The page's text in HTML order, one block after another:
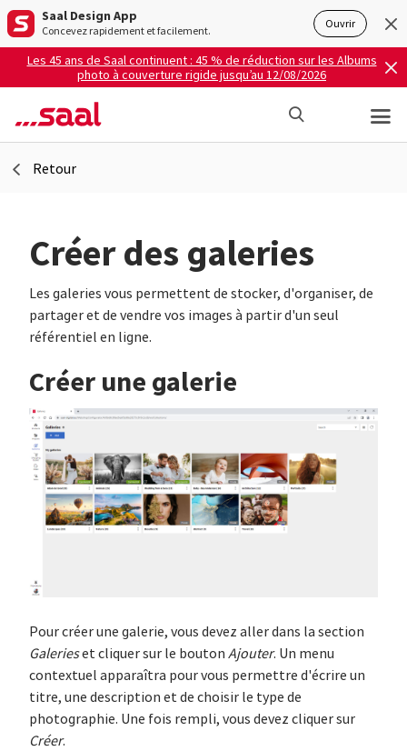
Saal Design App
Concevez rapidement et facilement. Ouvrir
Les 45 ans de Saal continuent : 45 % de réduction sur les Albums
photo à couverture rigide jusqu’au 12/08/2026
Retour
Créer des galeries
Les galeries vous permettent de stocker, d'organiser, de
partager et de vendre vos images à partir d'un seul
référentiel en ligne.
Créer une galerie
Pour créer une galerie, vous devez aller dans la section
Galerieset cliquer sur le bouton Ajouter. Un menu
contextuel apparaîtra pour vous permettre d'écrire un
titre, une description et de choisir le type de
photographie. Une fois rempli, vous devez cliquer sur
Créer.